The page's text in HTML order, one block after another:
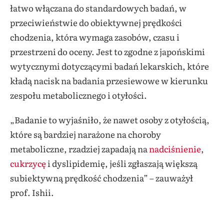
łatwo włączana do standardowych badań, w
przeciwieństwie do obiektywnej prędkości
chodzenia, która wymaga zasobów, czasu i
przestrzeni do oceny. Jest to zgodne z japońskimi
wytycznymi dotyczącymi badań lekarskich, które
kładą nacisk na badania przesiewowe w kierunku
zespołu metabolicznego i otyłości.
„Badanie to wyjaśniło, że nawet osoby z otyłością,
które są bardziej narażone na choroby
metaboliczne, rzadziej zapadają na nadciśnienie,
cukrzycę i dyslipidemię, jeśli zgłaszają większą
subiektywną prędkość chodzenia” – zauważył
prof. Ishii.